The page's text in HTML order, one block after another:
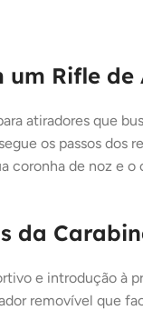
Rifle de
atiradores que
os passos
coronha de noz e
da
e introdução à
removível que